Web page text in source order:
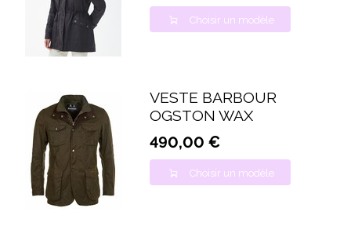
Choisir un modèle
VESTE BARBOUR
OGSTON WAX
490,00 €
Choisir un modèle